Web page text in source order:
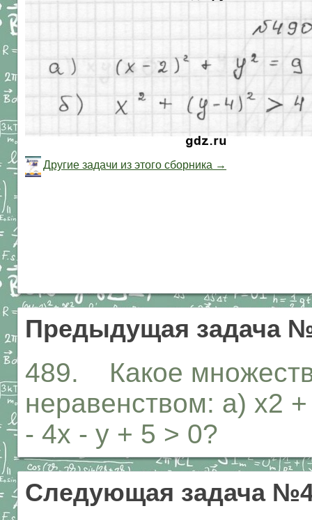
Другие задачи из этого сборника →
Предыдущая задача
489. Какое
неравенством: а) х2
- 4х - у + 5 > 0?
Следующая задача